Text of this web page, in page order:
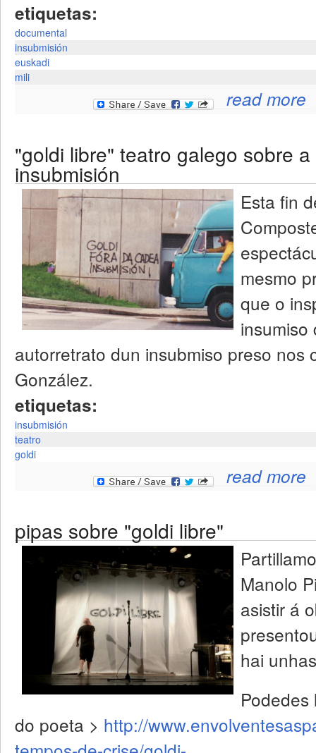
etiquetas:
documental
insubmisión
euskadi
mili
read more
"goldi libre" teatro galego sobre a
insubmisión
Esta fin
mesmo
que o
insumiso
autorretrato dun insubmiso preso nos
González.
etiquetas:
insubmisión
teatro
goldi
read more
pipas sobre "goldi libre"
Manolo
asistir á
hai
do poeta > http://